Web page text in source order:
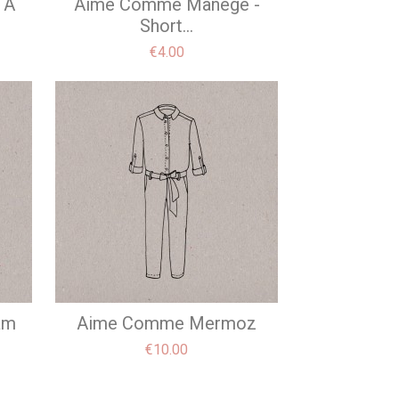
Aime Comme Manège -
Short...
Price
€4.00
Aime Comme Mermoz
Price
€10.00